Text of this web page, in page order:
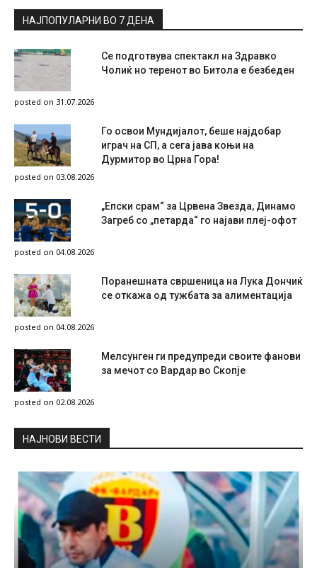
НАЈПОПУЛАРНИ ВО 7 ДЕНА
Се подготвува спектакл на Здравко
Чолиќ но теренот во Битола е безбеден
posted on 31.07.2026
Го освои Мундијалот, беше најдобар
играч на СП, а сега јава коњи на
Дурмитор во Црна Гора!
posted on 03.08.2026
„Епски срам“ за Црвена Звезда, Динамо
Загреб со „петарда“ го најави плеј-офот
posted on 04.08.2026
Поранешната свршеница на Лука Дончиќ
се откажа од тужбата за алиментација
posted on 04.08.2026
Мелсунген ги предупреди своите фанови
за мечот со Вардар во Скопје
posted on 02.08.2026
НAЈНОВИ ВЕСТИ